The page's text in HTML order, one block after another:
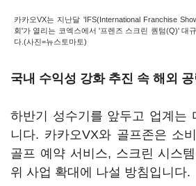
카카오VX는 지난달 'IFS(International Franchise
회'가 열리는 코엑스에서 '프렌즈 스크린 퀀텀(Q)' 대
다.(사진=뉴스토마토)
국내 수익성 강화 추진 속 해외
하반기 성수기를 앞두고 업계는
니다. 카카오VX와 골프존은 소
골프 예약 서비스, 스크린 시스
위 사업 확대에 나설 방침입니다.